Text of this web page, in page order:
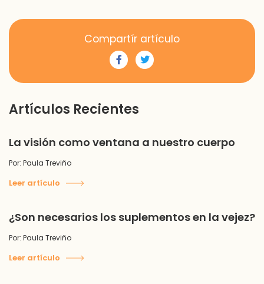
Compartír artículo
Artículos Recientes
La visión como ventana a nuestro cuerpo
Por: Paula Treviño
Leer artículo
¿Son necesarios los suplementos en la vejez?
Por: Paula Treviño
Leer artículo